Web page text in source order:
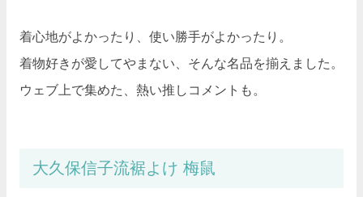
着心地がよかったり、使い勝手がよかったり。
着物好きが愛してやまない、そんな名品を揃えました。
ウェブ上で集めた、熱い推しコメントも。
大久保信子流裾よけ 梅鼠